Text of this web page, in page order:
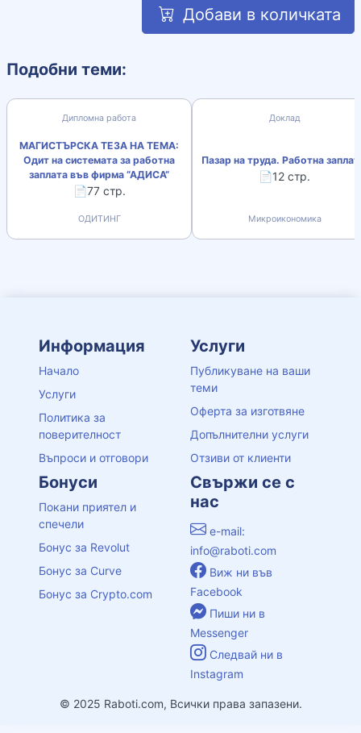
Добави в количката
Подобни теми:
Дипломна работа
МАГИСТЪРСКА ТЕЗА НА ТЕМА:
Одит на системата за работна
заплата във фирма “АДИСА“
📄77 стр.
ОДИТИНГ
Доклад
Пазар на труда. Работна
📄12 стр.
Микроикономика
Информация
Начало
Услуги
Политика за
поверителност
Въпроси и отговори
Услуги
Публикуване на ваши
теми
Оферта за изготвяне
Допълнителни услуги
Отзиви от клиенти
Бонуси
Покани приятел и
спечели
Бонус за Revolut
Бонус за Curve
Бонус за Crypto.com
Свържи се с
нас
e-mail:
info@raboti.com
Виж ни във
Facebook
Пиши ни в
Messenger
Следвай ни в
Instagram
© 2025 Raboti.com, Всички права запазени.